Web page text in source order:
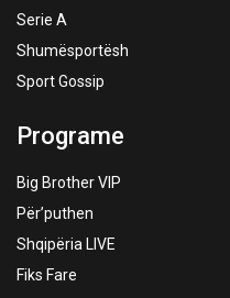
Serie A
Shumësportësh
Sport Gossip
Programe
Big Brother VIP
Për’puthen
Shqipëria LIVE
Fiks Fare